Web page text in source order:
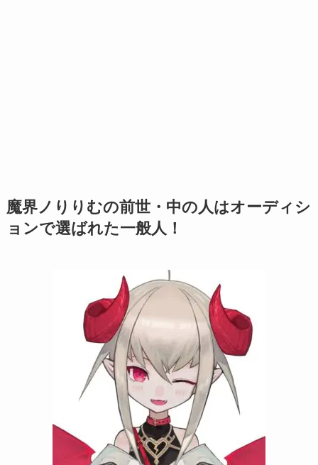
魔界ノりりむの前世・中の人はオーディシ
ョンで選ばれた一般人！